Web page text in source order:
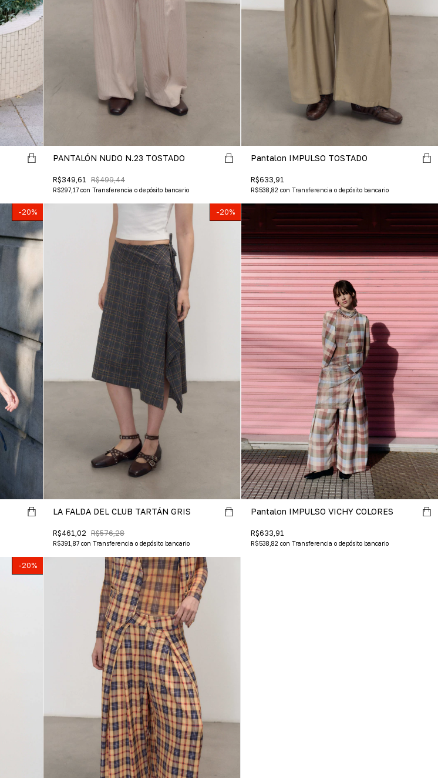
PANTALÓN NUDO N.23 TOSTADO
R$349,61 R$499,44
R$297,17 con Transferencia o depósito bancario
Pantalon IMPULSO TOSTADO
R$633,91
R$538,82 con Transferencia o depósito bancario
-20% -20%
LA FALDA DEL CLUB TARTÁN GRIS
R$461,02 R$576,28
R$391,87 con Transferencia o depósito bancario
Pantalon IMPULSO VICHY COLORES
R$633,91
R$538,82 con Transferencia o depósito bancario
-20%